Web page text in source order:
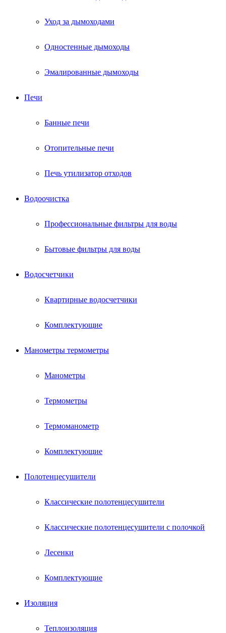
Уход за дымоходами
Одностенные дымоходы
Эмалированные дымоходы
Печи
Банные печи
Отопительные печи
Печь утилизатор отходов
Водоочистка
Профессиональные фильтры для воды
Бытовые фильтры для воды
Водосчетчики
Квартирные водосчетчики
Комплектующие
Манометры термометры
Манометры
Термометры
Термоманометр
Комплектующие
Полотенцесушители
Классические полотенцесушители
Классические полотенцесушители с полочкой
Лесенки
Комплектующие
Изоляция
Теплоизоляция